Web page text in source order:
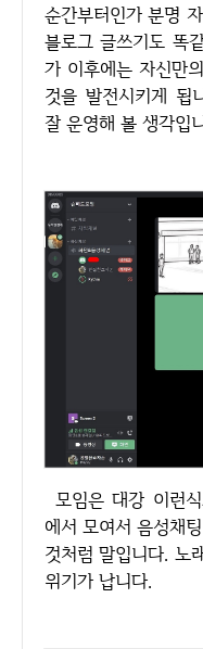
순간부터인가 분명
블로그 글쓰기도 똑
가 이후에는 자신만
것을 발전시키게 됩
잘 운영해 볼 생각입
모임은 대강 이런식으로 진행됩니다. 디스코드 채널
에서 모여서 음성채
것처럼 말입니다. 노
위기가 납니다.